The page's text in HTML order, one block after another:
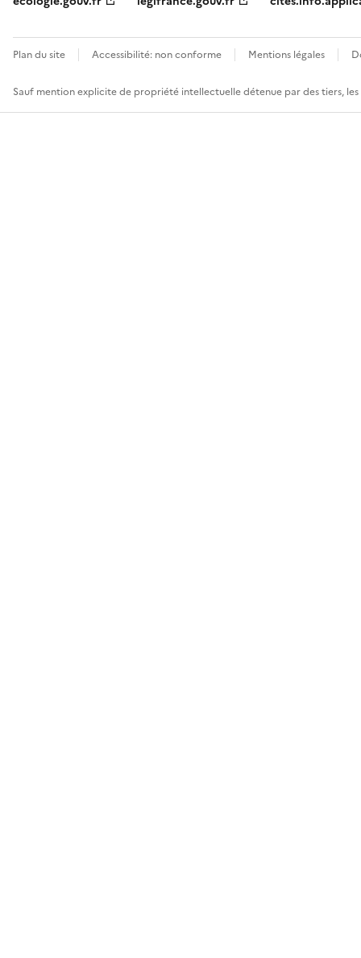
Plan du site Accessibilité: non conforme Mentions légales
Sauf mention explicite de propriété intellectuelle détenue par des tiers,